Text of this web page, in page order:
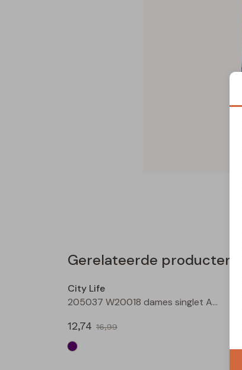
Gerelateerde producten
Sale
City Life
205037 W20018 dames singlet Aubergine
12,74 16,99